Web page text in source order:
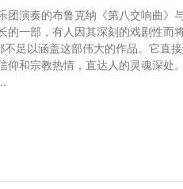
演奏的布鲁克纳《第八交响曲》
一部，有人因其深刻的戏剧性而
足以涵盖这部伟大的作品。它直
仰和宗教热情，直达人的灵魂深处